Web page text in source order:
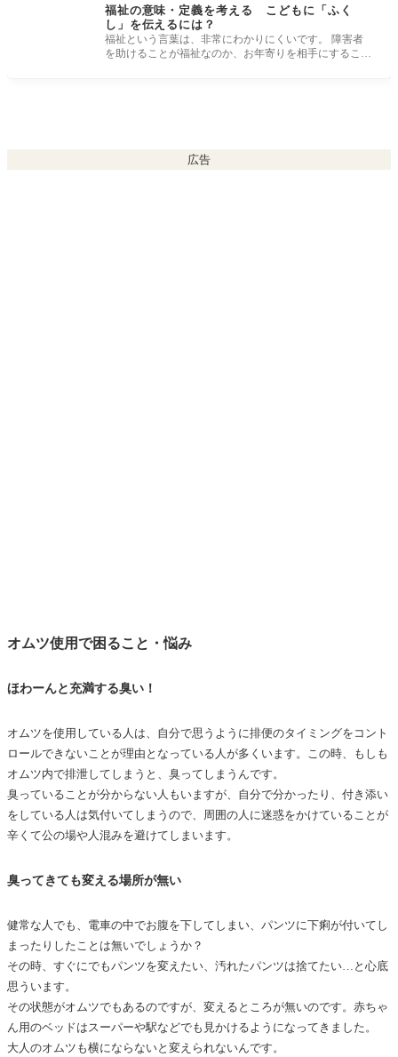
福祉の意味・定義を考える こどもに「ふく
し」を伝えるには？
福祉という言葉は、非常にわかりにくいです。 障害者
を助けることが福祉なのか、お年寄りを相手にすること
広告
オムツ使用で困ること・悩み
ほわーんと充満する臭い！
オムツを使用している人は、自分で思うように排便のタイミングをコント
ロールできないことが理由となっている人が多くいます。この時、もしも
オムツ内で排泄してしまうと、臭ってしまうんです。
臭っていることが分からない人もいますが、自分で分かったり、付き添い
をしている人は気付いてしまうので、周囲の人に迷惑をかけていることが
辛くて公の場や人混みを避けてしまいます。
臭ってきても変える場所が無い
健常な人でも、電車の中でお腹を下してしまい、パンツに下痢が付いてし
まったりしたことは無いでしょうか？
その時、すぐにでもパンツを変えたい、汚れたパンツは捨てたい…と心底
思ういます。
その状態がオムツでもあるのですが、変えるところが無いのです。赤ちゃ
ん用のベッドはスーパーや駅などでも見かけるようになってきました。
大人のオムツも横にならないと変えられないんです。